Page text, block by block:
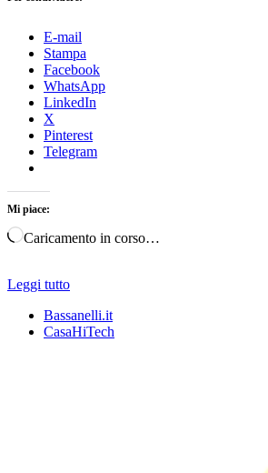
E-mail
Stampa
Facebook
WhatsApp
LinkedIn
X
Pinterest
Telegram
Mi piace:
Caricamento in corso…
Leggi tutto
Bassanelli.it
CasaHiTech